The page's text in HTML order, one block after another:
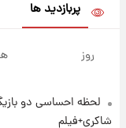
پربازدید ها
روز
لحظه احساسی دو
شاکری+فیلم